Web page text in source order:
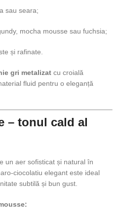
sau seara;
mocha mousse sau fuchsia;
și rafinate.
gri metalizat cu croială
fluid pentru o eleganță
– tonul cald al
un aer sofisticat și natural în
ciocolatiu elegant este ideal
subtilă și bun gust.